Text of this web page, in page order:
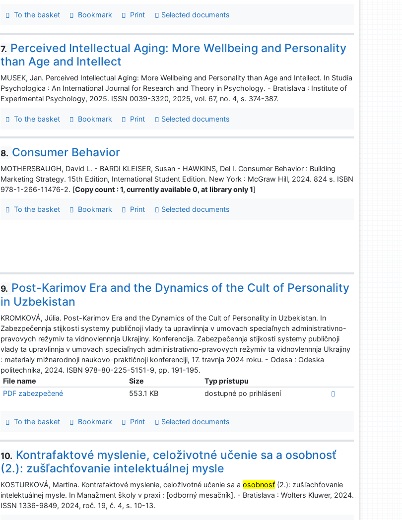
To the basket Bookmark Print Selected documents
7. Perceived Intellectual Aging: More Wellbeing and Personality
than Age and Intellect
MUSEK, Jan. Perceived Intellectual Aging: More Wellbeing and Personality than Age and Intellect. In Studia
Psychologica : An International Journal for Research and Theory in Psychology. - Bratislava : Institute of
Experimental Psychology, 2025. ISSN 0039-3320, 2025, vol. 67, no. 4, s. 374-387.
To the basket Bookmark Print Selected documents
8. Consumer Behavior
MOTHERSBAUGH, David L. - BARDI KLEISER, Susan - HAWKINS, Del I. Consumer Behavior : Building
Marketing Strategy. 15th Edition, International Student Edition. New York : McGraw Hill, 2024. 824 s. ISBN
978-1-266-11476-2. [Copy count : 1, currently available 0, at library only 1]
To the basket Bookmark Print Selected documents
9. Post-Karimov Era and the Dynamics of the Cult of Personality
in Uzbekistan
KROMKOVÁ, Júlia. Post-Karimov Era and the Dynamics of the Cult of Personality in Uzbekistan. In
Zabezpečennja stijkosti systemy publičnoji vlady ta upravlinnja v umovach speciaľnych administrativno-
pravovych režymiv ta vidnovlennnja Ukrajiny. Konferencija. Zabezpečennja stijkosti systemy publičnoji
vlady ta upravlinnja v umovach speciaľnych administrativno-pravovych režymiv ta vidnovlennnja Ukrajiny
: materialy mižnarodnoji naukovo-praktičnoji konferenciji, 17. travnja 2024 roku. - Odesa : Odeska
politechnika, 2024. ISBN 978-80-225-5151-9, pp. 191-195.
File name
Size
Typ prístupu
PDF zabezpečené
553.1 KB dostupné po prihlásení
To the basket Bookmark Print Selected documents
10. Kontrafaktové myslenie, celoživotné učenie sa a osobnosť
(2.): zušľachťovanie intelektuálnej mysle
KOSTURKOVÁ, Martina. Kontrafaktové myslenie, celoživotné učenie sa aosobnosť (2.): zušľachťovanie
intelektuálnej mysle. In Manažment školy v praxi : [odborný mesačník]. - Bratislava : Wolters Kluwer, 2024.
ISSN 1336-9849, 2024, roč. 19, č. 4, s. 10-13.